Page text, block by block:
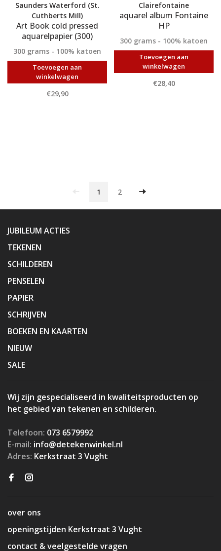
Saunders Waterford (St.
Cuthberts Mill)
Art Book cold pressed
aquarelpapier (300)
300 grams - 100% katoen
Toevoegen aan
winkelwagen
€29,90
Clairefontaine
aquarel album Fontaine
HP
300 grams - 100% katoen
Toevoegen aan
winkelwagen
€28,40
1 2
JUBILEUM ACTIES
TEKENEN
SCHILDEREN
PENSELEN
PAPIER
SCHRIJVEN
BOEKEN EN KAARTEN
NIEUW
SALE
Wij zijn gespecialiseerd in kwaliteitsproducten op
het gebied van tekenen en schilderen.
Telefoon: 073 6579992
E-mail: info@detekenwinkel.nl
Adres: Kerkstraat 3 Vught
over ons
openingstijden Kerkstraat 3 Vught
contact & veelgestelde vragen